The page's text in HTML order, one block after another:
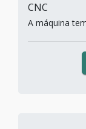
CNC
A máquina